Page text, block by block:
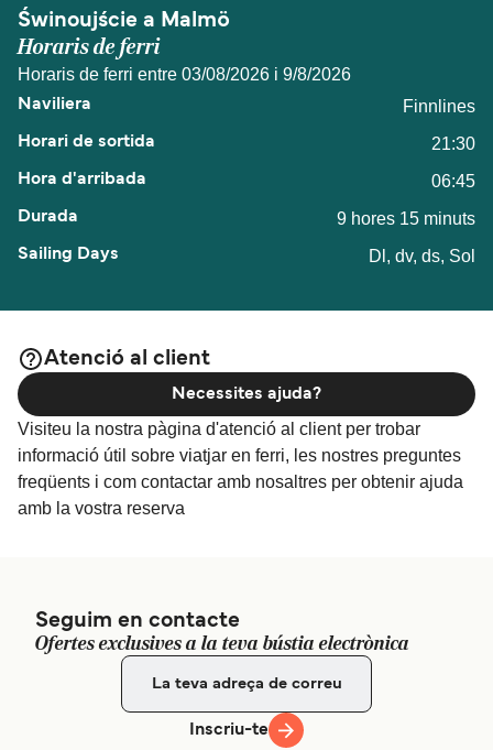
Świnoujście a Malmö
Horaris de ferri
Horaris de ferri entre 03/08/2026 i 9/8/2026
Finnlines
21:30
06:45
9 hores 15 minuts
Dl, dv, ds, Sol
Atenció al client
Visiteu la nostra pàgina d'atenció al client per trobar
informació útil sobre viatjar en ferri, les nostres preguntes
freqüents i com contactar amb nosaltres per obtenir ajuda
amb la vostra reserva
Necessites ajuda?
Seguim en contacte
Ofertes exclusives a la teva bústia electrònica
Inscriu-te